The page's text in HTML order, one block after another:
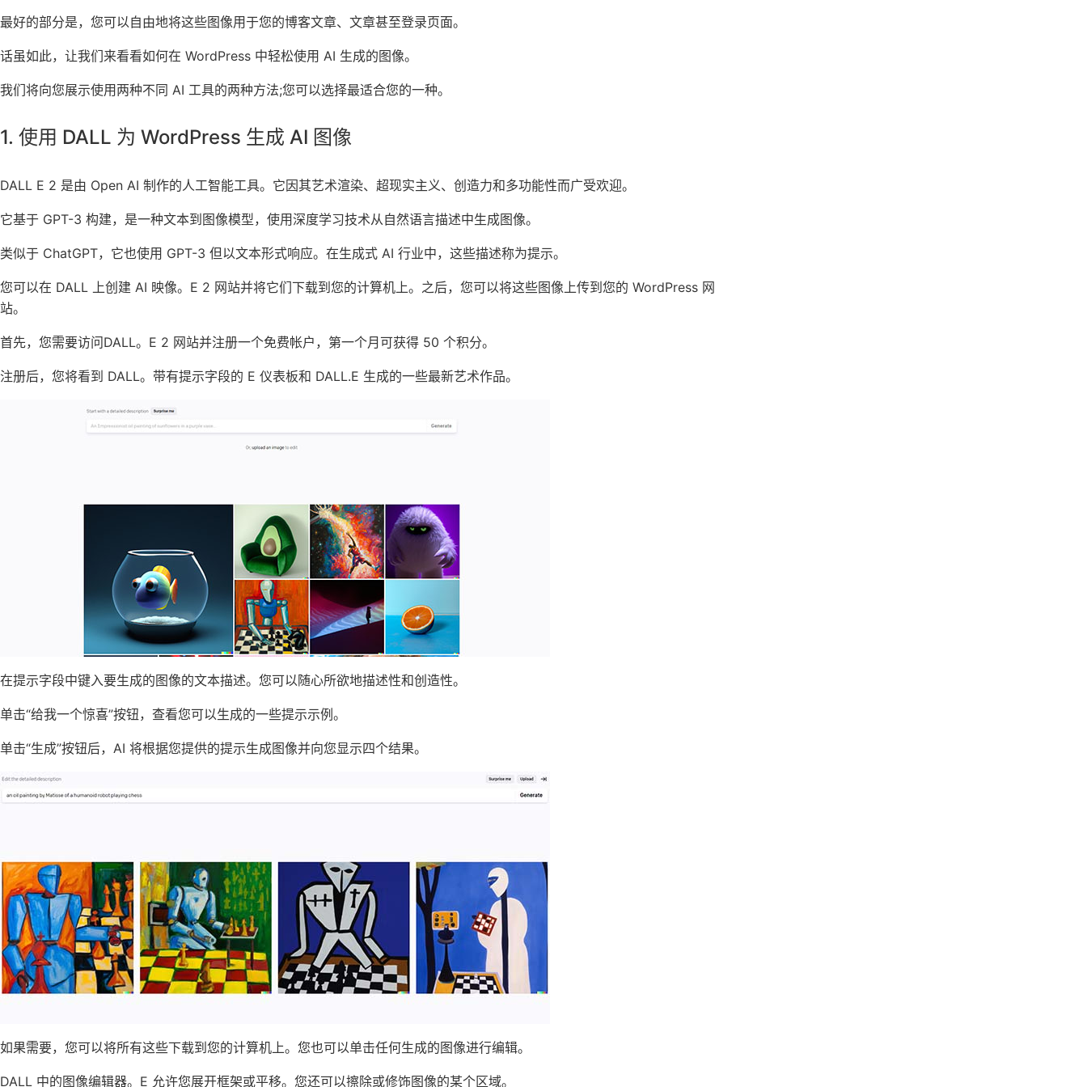
最好的部分是，您可以自由地将这些图像用于您的博客文章、文章甚至登录页面。
话虽如此，让我们来看看如何在 WordPress 中轻松使用 AI 生成的图像。
我们将向您展示使用两种不同 AI 工具的两种方法;您可以选择最适合您的一种。
1. 使用 DALL 为 WordPress 生成 AI 图像
DALL E 2 是由 Open AI 制作的人工智能工具。它因其艺术渲染、超现实主义、创造力和多功能性而广受欢迎。
它基于 GPT-3 构建，是一种文本到图像模型，使用深度学习技术从自然语言描述中生成图像。
类似于 ChatGPT， 它也使用 GPT-3 但以文本形式响应。在生成式 AI 行业中，这些描述称为提示。
您可以在 DALL 上创建 AI 映像。E 2 网站并将它们下载到您的计算机上。之后，您可以将这些图像上传到您的 WordPress 网
站。
首先，您需要访问DALL。E 2 网站并注册一个免费帐户，第一个月可获得 50 个积分。
注册后，您将看到 DALL。带有提示字段的 E 仪表板和 DALL.E 生成的一些最新艺术作品。
在提示字段中键入要生成的图像的文本描述。您可以随心所欲地描述性和创造性。
单击“给我一个惊喜”按钮，查看您可以生成的一些提示示例。
单击“生成”按钮后，AI 将根据您提供的提示生成图像并向您显示四个结果。
如果需要，您可以将所有这些下载到您的计算机上。您也可以单击任何生成的图像进行编辑。
DALL 中的图像编辑器。E 允许您展开框架或平移。您还可以擦除或修饰图像的某个区域。